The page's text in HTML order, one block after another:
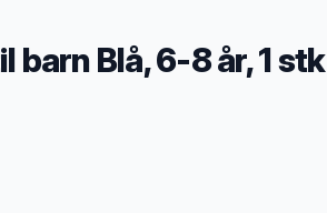
Blå, 6-8 år, 1 stk